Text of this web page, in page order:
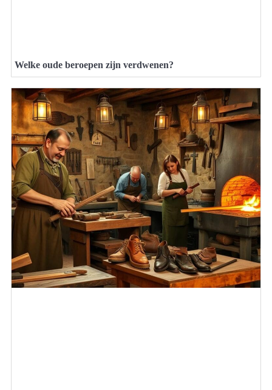
Welke oude beroepen zijn verdwenen?